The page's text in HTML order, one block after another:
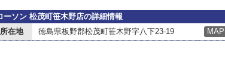
ーソン 松茂町笹木野店の詳細情報
所在地
徳島県板野郡松茂町笹木野字八下23-19 MAP